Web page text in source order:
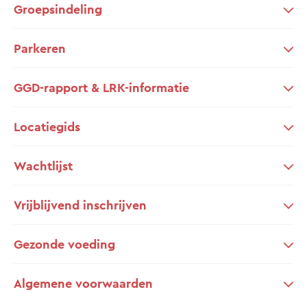
Groepsindeling
Parkeren
GGD-rapport & LRK-informatie
Locatiegids
Wachtlijst
Vrijblijvend inschrijven
Gezonde voeding
Algemene voorwaarden